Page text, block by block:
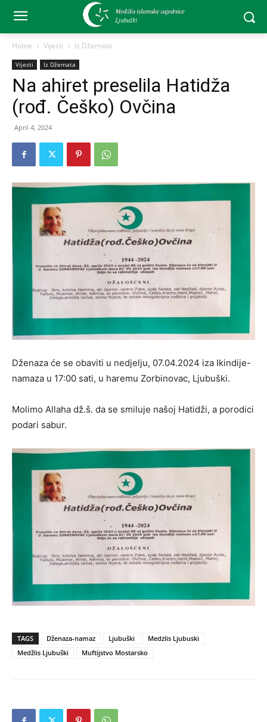
Home Vijesti Iz Džemata
Vijesti Iz Džemata
Na ahiret preselila Hatidža
(rođ. Češko) Ovčina
April 4, 2024
Dženaza će se obaviti u nedjelju, 07.04.2024 iza Ikindije-
namaza u 17:00 sati, u haremu Zorbinovac, Ljubuški.
Molimo Allaha dž.š. da se smiluje našoj Hatidži, a porodici
podari sabur.
TAGS Dženaza-namaz Ljubuški
Medzlis Ljubuski
Medžlis Ljubuški
Muftijstvo Mostarsko